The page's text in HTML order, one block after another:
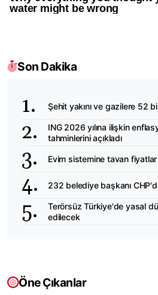
Son Dakika
Şehit yakını ve gazilere 52
ING 2026 yılına ilişkin
tahminlerini açıkladı
Evim sistemine tavan
232 belediye başkanı
Terörsüz Türkiye'de yasal
edilecek
Öne Çıkanlar